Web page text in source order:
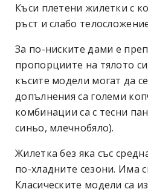
Къси плетени жилетки с
ръст и слабо
За по-ниските дами е
пропорциите на тялото
късите модели могат да
допълнения са големи
комбинации са с тесни
синьо, млечнобяло).
Жилетка без яка със
по-хладните сезони. Има
Класическите модели са